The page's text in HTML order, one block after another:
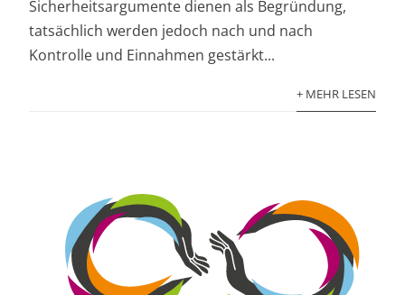
Sicherheitsargumente dienen als Begründung,
tatsächlich werden jedoch nach und nach
Kontrolle und Einnahmen gestärkt...
+ MEHR LESEN